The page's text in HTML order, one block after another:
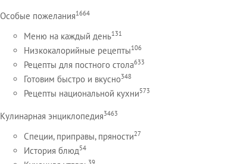
Особые пожелания1664
Меню на каждый день131
Низкокалорийные рецепты106
Рецепты для постного стола633
Готовим быстро и вкусно348
Рецепты национальной кухни573
Кулинарная энциклопедия3463
Специи, приправы, пряности27
История блюд54
39